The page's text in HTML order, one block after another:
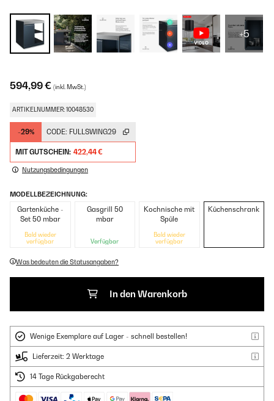
+5
594,99 € (inkl. MwSt.)
ARTIKELNUMMER: 10048530
-29% CODE: FULLSWING29
MIT GUTSCHEIN: 422,44 €
Nutzungsbedingungen
MODELLBEZEICHNUNG:
Gartenküche -
Set 50 mbar
Bald wieder
verfügbar
Gasgrill 50
mbar
Verfügbar
Kochnische mit
Spüle
Bald wieder
verfügbar
Küchenschrank
Was bedeuten die Statusangaben?
In den Warenkorb
Wenige Exemplare auf Lager - schnell bestellen!
Lieferzeit: 2 Werktage
14 Tage Rückgaberecht